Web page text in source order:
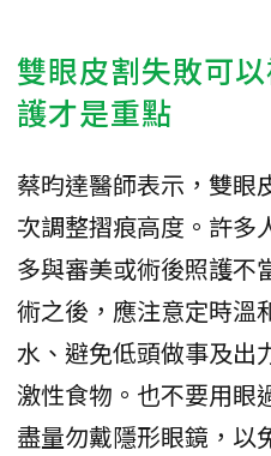
雙眼皮割失敗可
護才是重點
蔡昀達醫師表示，雙眼
次調整摺痕高度。許多
多與審美或術後照護不
術之後，應注意定時溫
水、避免低頭做事及出
激性食物。也不要用眼
盡量勿戴隱形眼鏡，以